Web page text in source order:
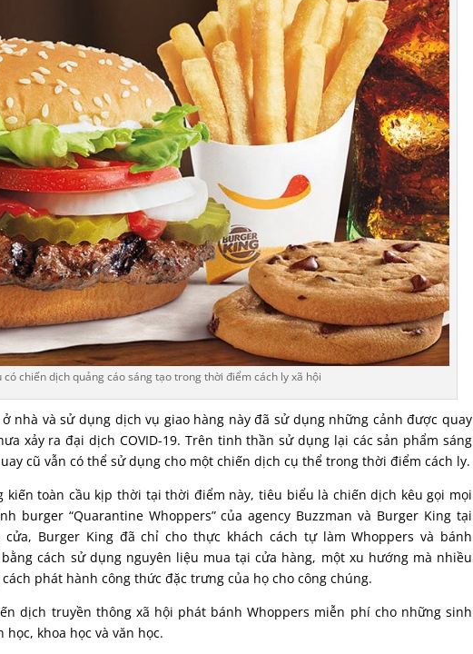
chiến dịch quảng cáo sáng tạo trong thời điểm cách ly xã hội
nhà và sử dụng dịch vụ giao hàng này đã sử dụng những cảnh được quay
xảy ra đại dịch COVID-19. Trên tinh thần sử dụng lại các sản phẩm sáng
cũ vẫn có thể sử dụng cho một chiến dịch cụ thể trong thời điểm cách ly.
kiến toàn cầu kịp thời tại thời điểm này, tiêu biểu là chiến dịch kêu gọi mọi
burger “Quarantine Whoppers” của agency Buzzman và Burger King tại
Burger King đã chỉ cho thực khách cách tự làm Whoppers và bánh
cách sử dụng nguyên liệu mua tại cửa hàng, một xu hướng mà nhiều
phát hành công thức đặc trưng của họ cho công chúng.
dịch truyền thông xã hội phát bánh Whoppers miễn phí cho những sinh
khoa học và văn học.